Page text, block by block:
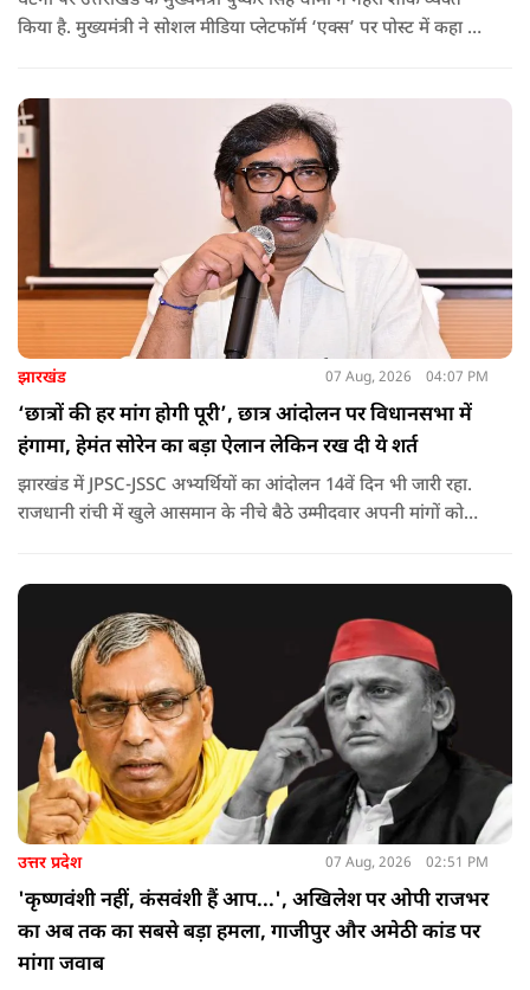
किया है. मुख्यमंत्री ने सोशल मीडिया प्लेटफॉर्म ‘एक्स’ पर पोस्ट में कहा कि
उपचार तथा गंभीर रूप से घायलों को आवश्यकता पड़ने पर एयरलिफ्ट कर
उच्च चिकित्सा केंद्रों में रेफर करने के निर्देश दिए हैं.
झारखंड 07 Aug, 2026 04:07 PM
‘छात्रों की हर मांग होगी पूरी’, छात्र आंदोलन पर विधानसभा में
हंगामा, हेमंत सोरेन का बड़ा ऐलान लेकिन रख दी ये शर्त
झारखंड में JPSC-JSSC अभ्यर्थियों का आंदोलन 14वें दिन भी जारी रहा.
राजधानी रांची में खुले आसमान के नीचे बैठे उम्मीदवार अपनी मांगों को
उत्तर प्रदेश 07 Aug, 2026 02:51 PM
'कृष्णवंशी नहीं, कंसवंशी हैं आप...', अखिलेश पर ओपी राजभर
का अब तक का सबसे बड़ा हमला, गाजीपुर और अमेठी कांड पर
मांगा जवाब